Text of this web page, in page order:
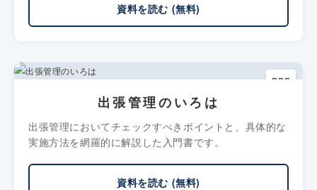
資料を読む (無料)
PDF
出張管理のいろは
出張管理においてチェックすべきポイントと、具体的な
実施方法を網羅的に解説した入門書です。
資料を読む (無料)